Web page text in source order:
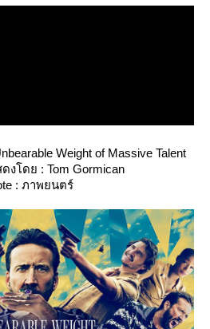
Weight of Massive Talent
งโดย : Tom Gormican
: ภาพยนตร์